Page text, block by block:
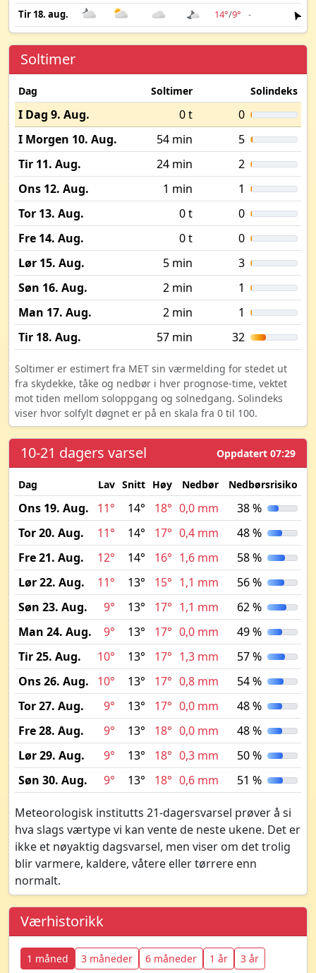
Tir 18. aug.
14°/9° -
Soltimer
Dag Soltimer Solindeks
I Dag 9. Aug. 0 t
0
I Morgen 10. Aug.
54 min
5
Tir 11. Aug.
24 min
2
Ons 12. Aug.
1 min
1
Tor 13. Aug.
0 t
0
Fre 14. Aug.
0 t
0
Lør 15. Aug.
5 min
3
Søn 16. Aug.
2 min
1
Man 17. Aug.
2 min
1
Tir 18. Aug.
57 min 32
Soltimer er estimert fra MET sin værmelding for stedet ut
fra skydekke, tåke og nedbør i hver prognose-time, vektet
mot tiden mellom soloppgang og solnedgang. Solindeks
viser hvor solfylt døgnet er på en skala fra 0 til 100.
10-21 dagers varsel Oppdatert 07:29
Dag Lav Snitt Høy Nedbør Nedbørsrisiko
Ons 19. Aug. 11° 14° 18° 0,0 mm
38 %
Tor 20. Aug.
11° 14° 17° 0,4 mm
48 %
Fre 21. Aug.
12° 14° 16° 1,6 mm
58 %
Lør 22. Aug.
11° 13° 15° 1,1 mm
56 %
Søn 23. Aug.
9° 13° 17° 1,1 mm
62 %
Man 24. Aug.
9° 13° 17° 0,0 mm
49 %
Tir 25. Aug.
10° 13° 17° 1,3 mm
57 %
Ons 26. Aug.
10° 13° 17° 0,8 mm
54 %
Tor 27. Aug.
9° 13° 17° 0,0 mm
48 %
Fre 28. Aug.
9° 13° 18° 0,0 mm
48 %
Lør 29. Aug.
9° 13° 18° 0,3 mm
50 %
Søn 30. Aug.
9° 13° 18° 0,6 mm 51 %
Meteorologisk institutts 21-dagersvarsel prøver å si
hva slags værtype vi kan vente de neste ukene. Det er
ikke et nøyaktig dagsvarsel, men viser om det trolig
blir varmere, kaldere, våtere eller tørrere enn
normalt.
Værhistorikk
1 måned 3 måneder 6 måneder 1 år 3 år